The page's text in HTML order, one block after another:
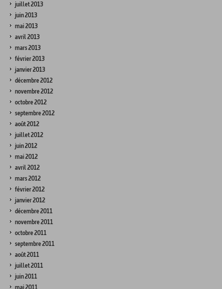
juillet 2013
juin 2013
mai 2013
avril 2013
mars 2013
février 2013
janvier 2013
décembre 2012
novembre 2012
octobre 2012
septembre 2012
août 2012
juillet 2012
juin 2012
mai 2012
avril 2012
mars 2012
février 2012
janvier 2012
décembre 2011
novembre 2011
octobre 2011
septembre 2011
août 2011
juillet 2011
juin 2011